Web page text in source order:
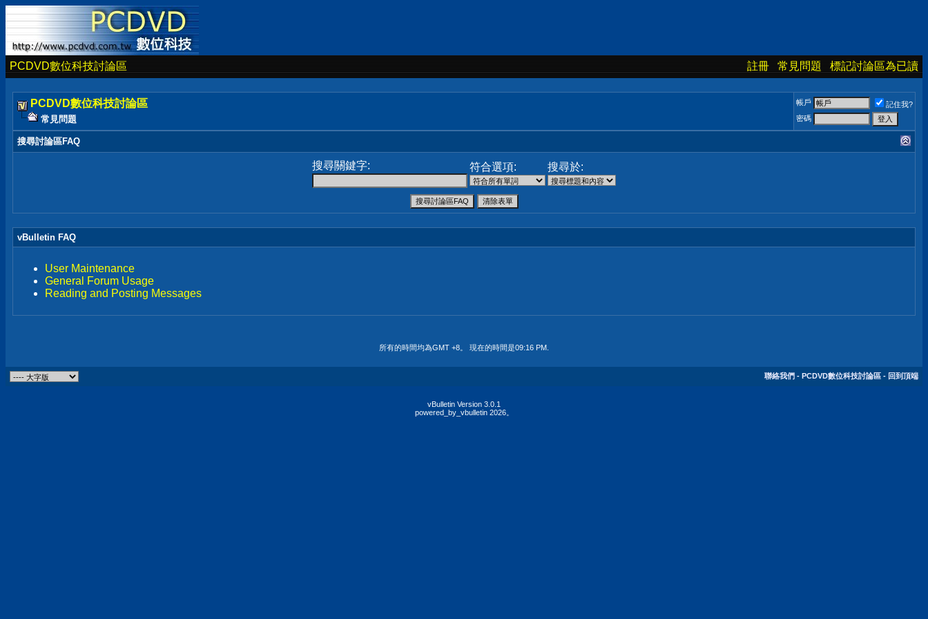
PCDVD數位科技討論區 註冊 常見問題 標記討論區為已讀
PCDVD數位科技討論區
常見問題
帳戶
記住我?
密碼
搜尋討論區FAQ
搜尋關鍵字: 符合選項: 搜尋於:
vBulletin FAQ
User Maintenance
General Forum Usage
Reading and Posting Messages
所有的時間均為GMT +8。 現在的時間是09:16 PM
聯絡我們 - PCDVD數位科技討論區 - 回到頂端
vBulletin Version 3.0.1
powered_by_vbulletin 2026。